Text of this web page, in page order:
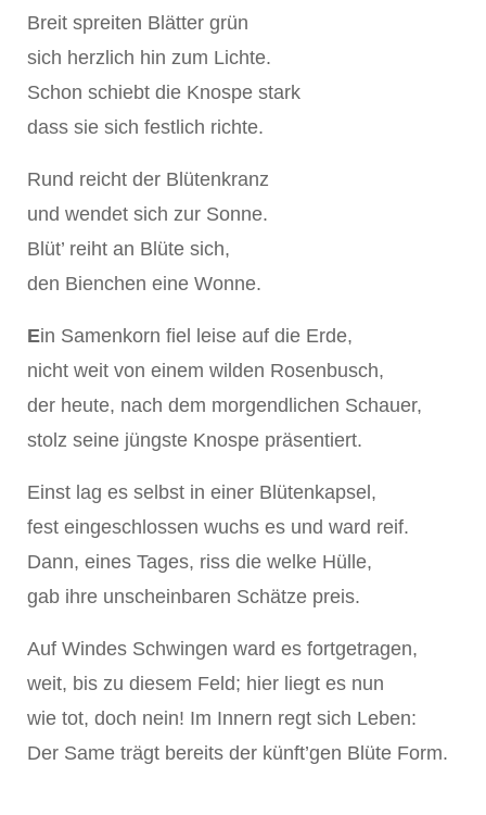
Breit spreiten Blätter grün
sich herzlich hin zum Lichte.
Schon schiebt die Knospe stark
dass sie sich festlich richte.
Rund reicht der Blütenkranz
und wendet sich zur Sonne.
Blüt’ reiht an Blüte sich,
den Bienchen eine Wonne.
Ein Samenkorn fiel leise auf die Erde,
nicht weit von einem wilden Rosenbusch,
der heute, nach dem morgendlichen Schauer,
stolz seine jüngste Knospe präsentiert.
Einst lag es selbst in einer Blütenkapsel,
fest eingeschlossen wuchs es und ward reif.
Dann, eines Tages, riss die welke Hülle,
gab ihre unscheinbaren Schätze preis.
Auf Windes Schwingen ward es fortgetragen,
weit, bis zu diesem Feld; hier liegt es nun
wie tot, doch nein! Im Innern regt sich Leben:
Der Same trägt bereits der künft’gen Blüte Form.